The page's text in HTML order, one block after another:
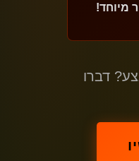
מיוחד!
דברו